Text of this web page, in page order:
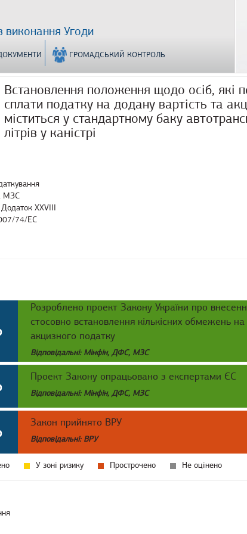
виконання Угоди
ГРОМАДСЬКИЙ КОНТРОЛЬ
Встановлення положення щодо осіб, які
сплати податку на додану вартість та
міститься у стандартному баку
літрів у каністрі
МЗС
XXVIII
74/ЕС
Розроблено проект Закону України про
стосовно встановлення кількісних обмежень
акцизного податку
Відповідальні: Мінфін, ДФС, МЗС
Проект Закону опрацьовано з експертами ЄС
Відповідальні: Мінфін, ДФС, МЗС
Закон прийнято ВРУ
Відповідальні: ВРУ
У зоні ризику Прострочено Не оцінено